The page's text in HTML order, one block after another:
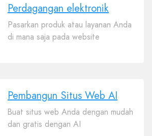
Perdagangan elektronik
Pasarkan produk atau layanan Anda
di mana saja pada website
Pembangun Situs Web AI
Buat situs web Anda dengan mudah
dan gratis dengan AI